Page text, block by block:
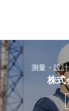
測量・設
株式